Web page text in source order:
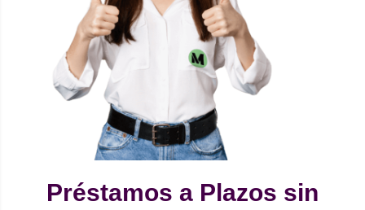
Préstamos a Plazos sin